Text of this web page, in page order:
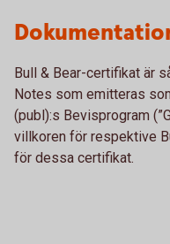
Bull & Bear-certifikat är
Notes som emitteras
(publ):s Bevisprogram
villkoren för respektive
för dessa certifikat.